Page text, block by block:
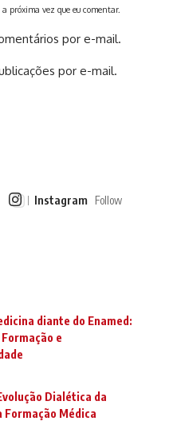
próxima vez que eu comentar.
por e-mail.
por e-mail.
Instagram Follow
diante do Enamed:
e
Dialética da
Formação Médica